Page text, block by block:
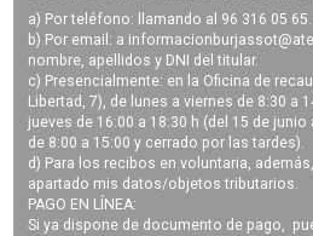
a) Por teléfono: llamando al 96 316 05 65.
b) Por email: a
nombre, apellidos y DNI del titular.
c) Presencialmente: en la Oficina de
Libertad, 7), de lunes a viernes de 8:30 a
jueves de 16:00 a 18:30 h (del 15 de
de 8:00 a 15:00 y cerrado por las tardes).
d) Para los recibos en voluntaria,
apartado mis datos/objetos tributarios.
PAGO EN LÍNEA:
Si ya dispone de documento de pago,